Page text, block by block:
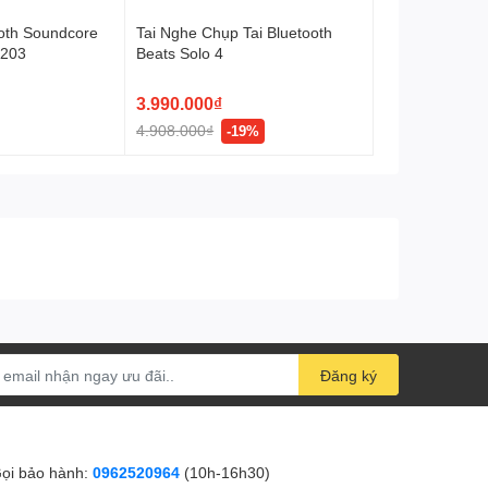
Soundcore
Tai Nghe Chụp Tai Bluetooth
Beats Solo 4
3.990.000₫
4.908.000₫ -19%
Đăng ký
bảo hành: 0962520964 (10h-16h30)